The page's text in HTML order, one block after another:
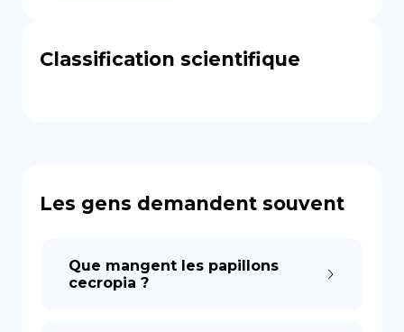
Classification scientifique
Les gens demandent souvent
Que mangent les papillons
cecropia ?